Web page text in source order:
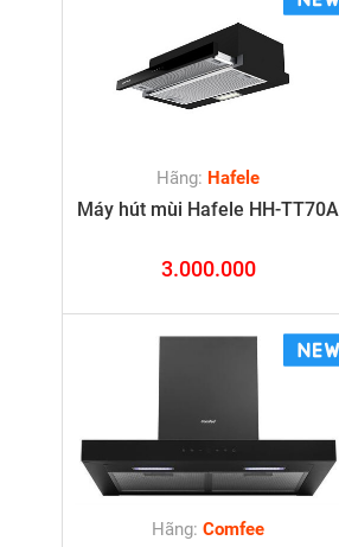
Hãng: Hafele
Máy hút mùi Hafele HH-TT70A
3.000.000
Hãng:Comfee